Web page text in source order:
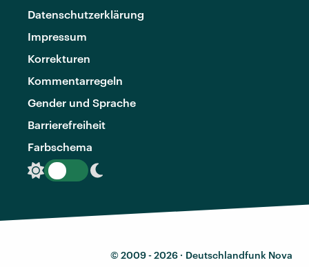
Datenschutzerklärung
Impressum
Korrekturen
Kommentarregeln
Gender und Sprache
Barrierefreiheit
Farbschema
© 2009 - 2026 · Deutschlandfunk Nova